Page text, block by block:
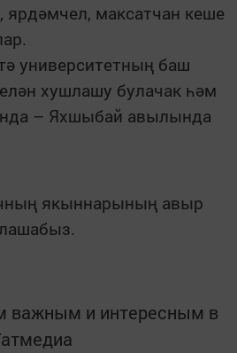
ярдәмчел, максатчан кеше
университетның баш
хушлашу булачак һәм
– Яхшыбай авылында
якыннарының авыр
важным и интересным в